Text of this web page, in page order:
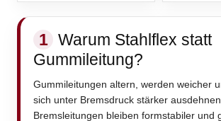
1 Warum Stahlflex statt
Gummileitung?
Gummileitungen altern, werden weicher
sich unter Bremsdruck stärker
Bremsleitungen bleiben formstabiler und